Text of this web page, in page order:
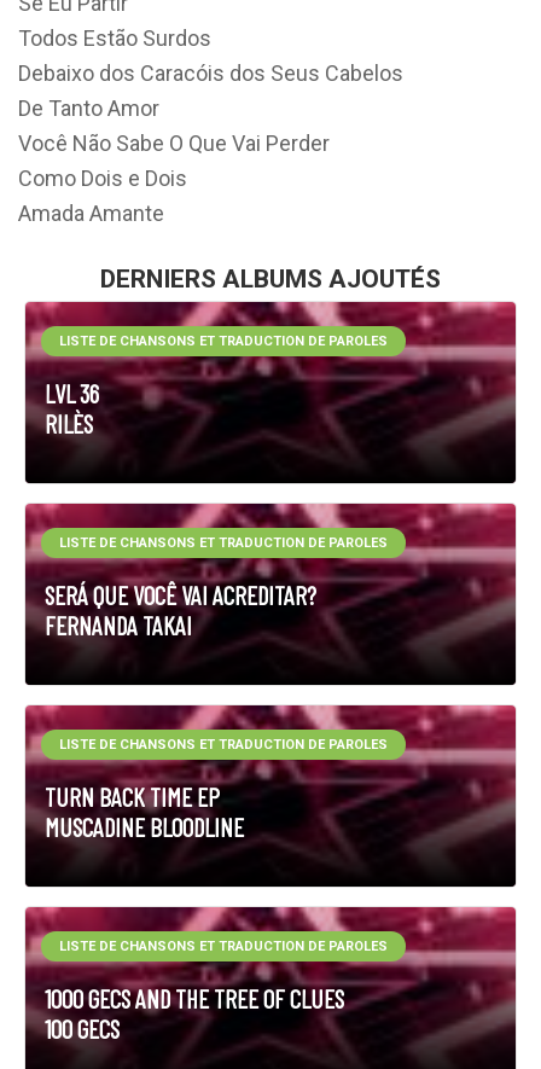
Todos Estão Surdos
Debaixo dos Caracóis dos Seus Cabelos
De Tanto Amor
Você Não Sabe O Que Vai Perder
Como Dois e Dois
Amada Amante
DERNIERS ALBUMS AJOUTÉS
LVL 36
RILÈS
LISTE DE CHANSONS ET TRADUCTION DE PAROLES
SERÁ QUE VOCÊ VAI ACREDITAR?
FERNANDA TAKAI
LISTE DE CHANSONS ET TRADUCTION DE PAROLES
TURN BACK TIME EP
MUSCADINE BLOODLINE
LISTE DE CHANSONS ET TRADUCTION DE PAROLES
1000 GECS AND THE TREE OF CLUES
100 GECS
LISTE DE CHANSONS ET TRADUCTION DE PAROLES